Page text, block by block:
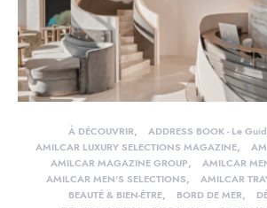
À DÉCOUVRIR
ADDRESS BOOK - Le
AMILCAR LUXURY SELECTIONS MAGAZINE
AMILCAR MAGAZINE GROUP
AMILCAR
AMILCAR MEN'S SELECTIONS
AMILCAR
BEAUTÉ & BIEN-ÊTRE
BORD DE MER